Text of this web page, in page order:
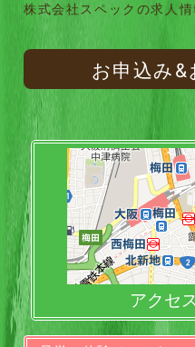
株式会社スペックの求人情
お申込み&
アクセ